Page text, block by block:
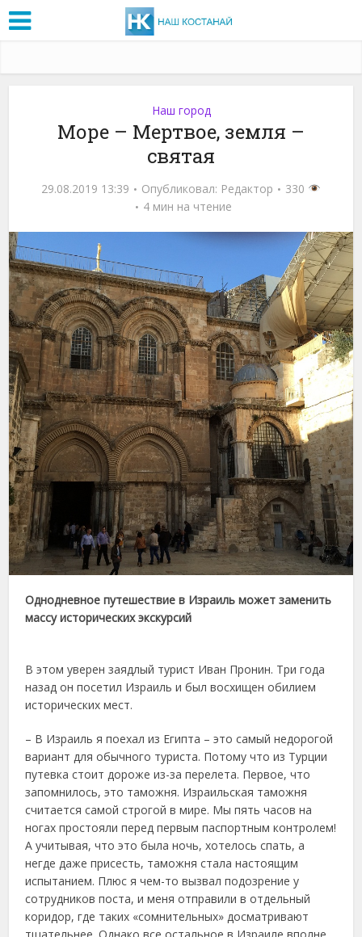
Наш город
Море – Мертвое, земля –
святая
29.08.2019 13:39 Опубликовал: Редактор
330
4 мин на чтение
Однодневное путешествие в Израиль может заменить
массу исторических экскурсий
В этом уверен заядлый турист Иван Пронин. Три года
назад он посетил Израиль и был восхищен обилием
исторических мест.
– В Израиль я поехал из Египта – это самый недорогой
вариант для обычного туриста. Потому что из Турции
путевка стоит дороже из-за перелета. Первое, что
запомнилось, это таможня. Израильская таможня
считается самой строгой в мире. Мы пять часов на
ногах простояли перед первым паспортным контролем!
А учитывая, что это была ночь, хотелось спать, а
негде даже присесть, таможня стала настоящим
испытанием. Плюс я чем-то вызвал подозрение у
сотрудников поста, и меня отправили в отдельный
коридор, где таких «сомнительных» досматривают